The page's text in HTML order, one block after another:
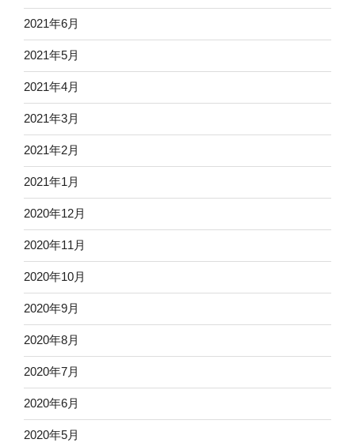
2021年6月
2021年5月
2021年4月
2021年3月
2021年2月
2021年1月
2020年12月
2020年11月
2020年10月
2020年9月
2020年8月
2020年7月
2020年6月
2020年5月